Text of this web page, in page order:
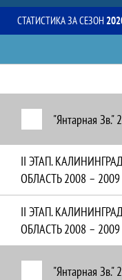
СТАТИСТИКА ЗА СЕЗОН
"Янтарная Зв."
II ЭТАП.
ОБЛАСТЬ 2008 – 2009
II ЭТАП.
ОБЛАСТЬ 2008 – 2009
"Янтарная Зв."